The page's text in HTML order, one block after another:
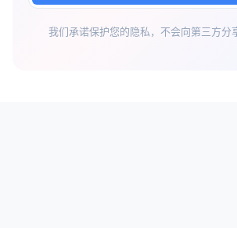
我们承诺保护您的隐私，不会向第三方分